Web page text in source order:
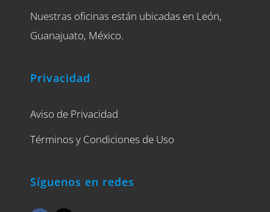
Nuestras oficinas están ubicadas en León,
Guanajuato, México.
Privacidad
Aviso de Privacidad
Términos y Condiciones de Uso
Síguenos en redes